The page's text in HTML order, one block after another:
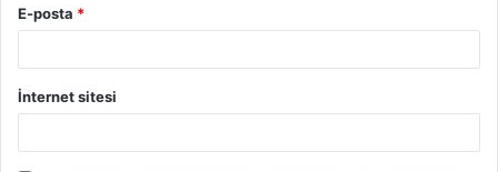
E-posta *
İnternet sitesi